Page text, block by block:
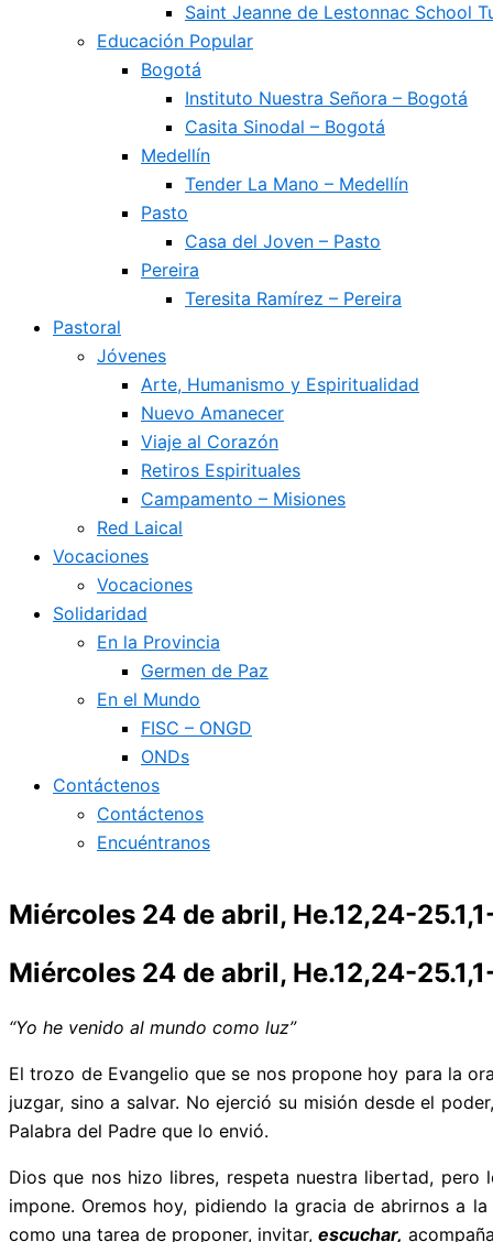
Saint Jeanne de Lestonnac School
Educación Popular
Bogotá
Instituto Nuestra Señora – Bogotá
Casita Sinodal – Bogotá
Medellín
Tender La Mano – Medellín
Pasto
Casa del Joven – Pasto
Pereira
Teresita Ramírez – Pereira
Pastoral
Jóvenes
Arte, Humanismo y Espiritualidad
Nuevo Amanecer
Viaje al Corazón
Retiros Espirituales
Campamento – Misiones
Red Laical
Vocaciones
Vocaciones
Solidaridad
En la Provincia
Germen de Paz
En el Mundo
FISC – ONGD
ONDs
Contáctenos
Contáctenos
Encuéntranos
Miércoles 24 de abril, He.12,24-
Miércoles 24 de abril, He.12,24-
“Yo he venido al mundo como luz”
El trozo de Evangelio que se nos propone hoy para la
juzgar, sino a salvar. No ejerció su misión desde el
Palabra del Padre que lo envió.
Dios que nos hizo libres, respeta nuestra libertad, pero
impone. Oremos hoy, pidiendo la gracia de abrirnos a
como una tarea de proponer, invitar, escuchar,